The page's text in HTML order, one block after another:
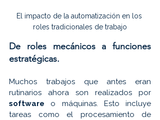
El impacto de la automatización en los
roles tradicionales de trabajo
De roles mecánicos a funciones
estratégicas.
Muchos trabajos que antes eran
software o máquinas. Esto incluye
tareas como el procesamiento de